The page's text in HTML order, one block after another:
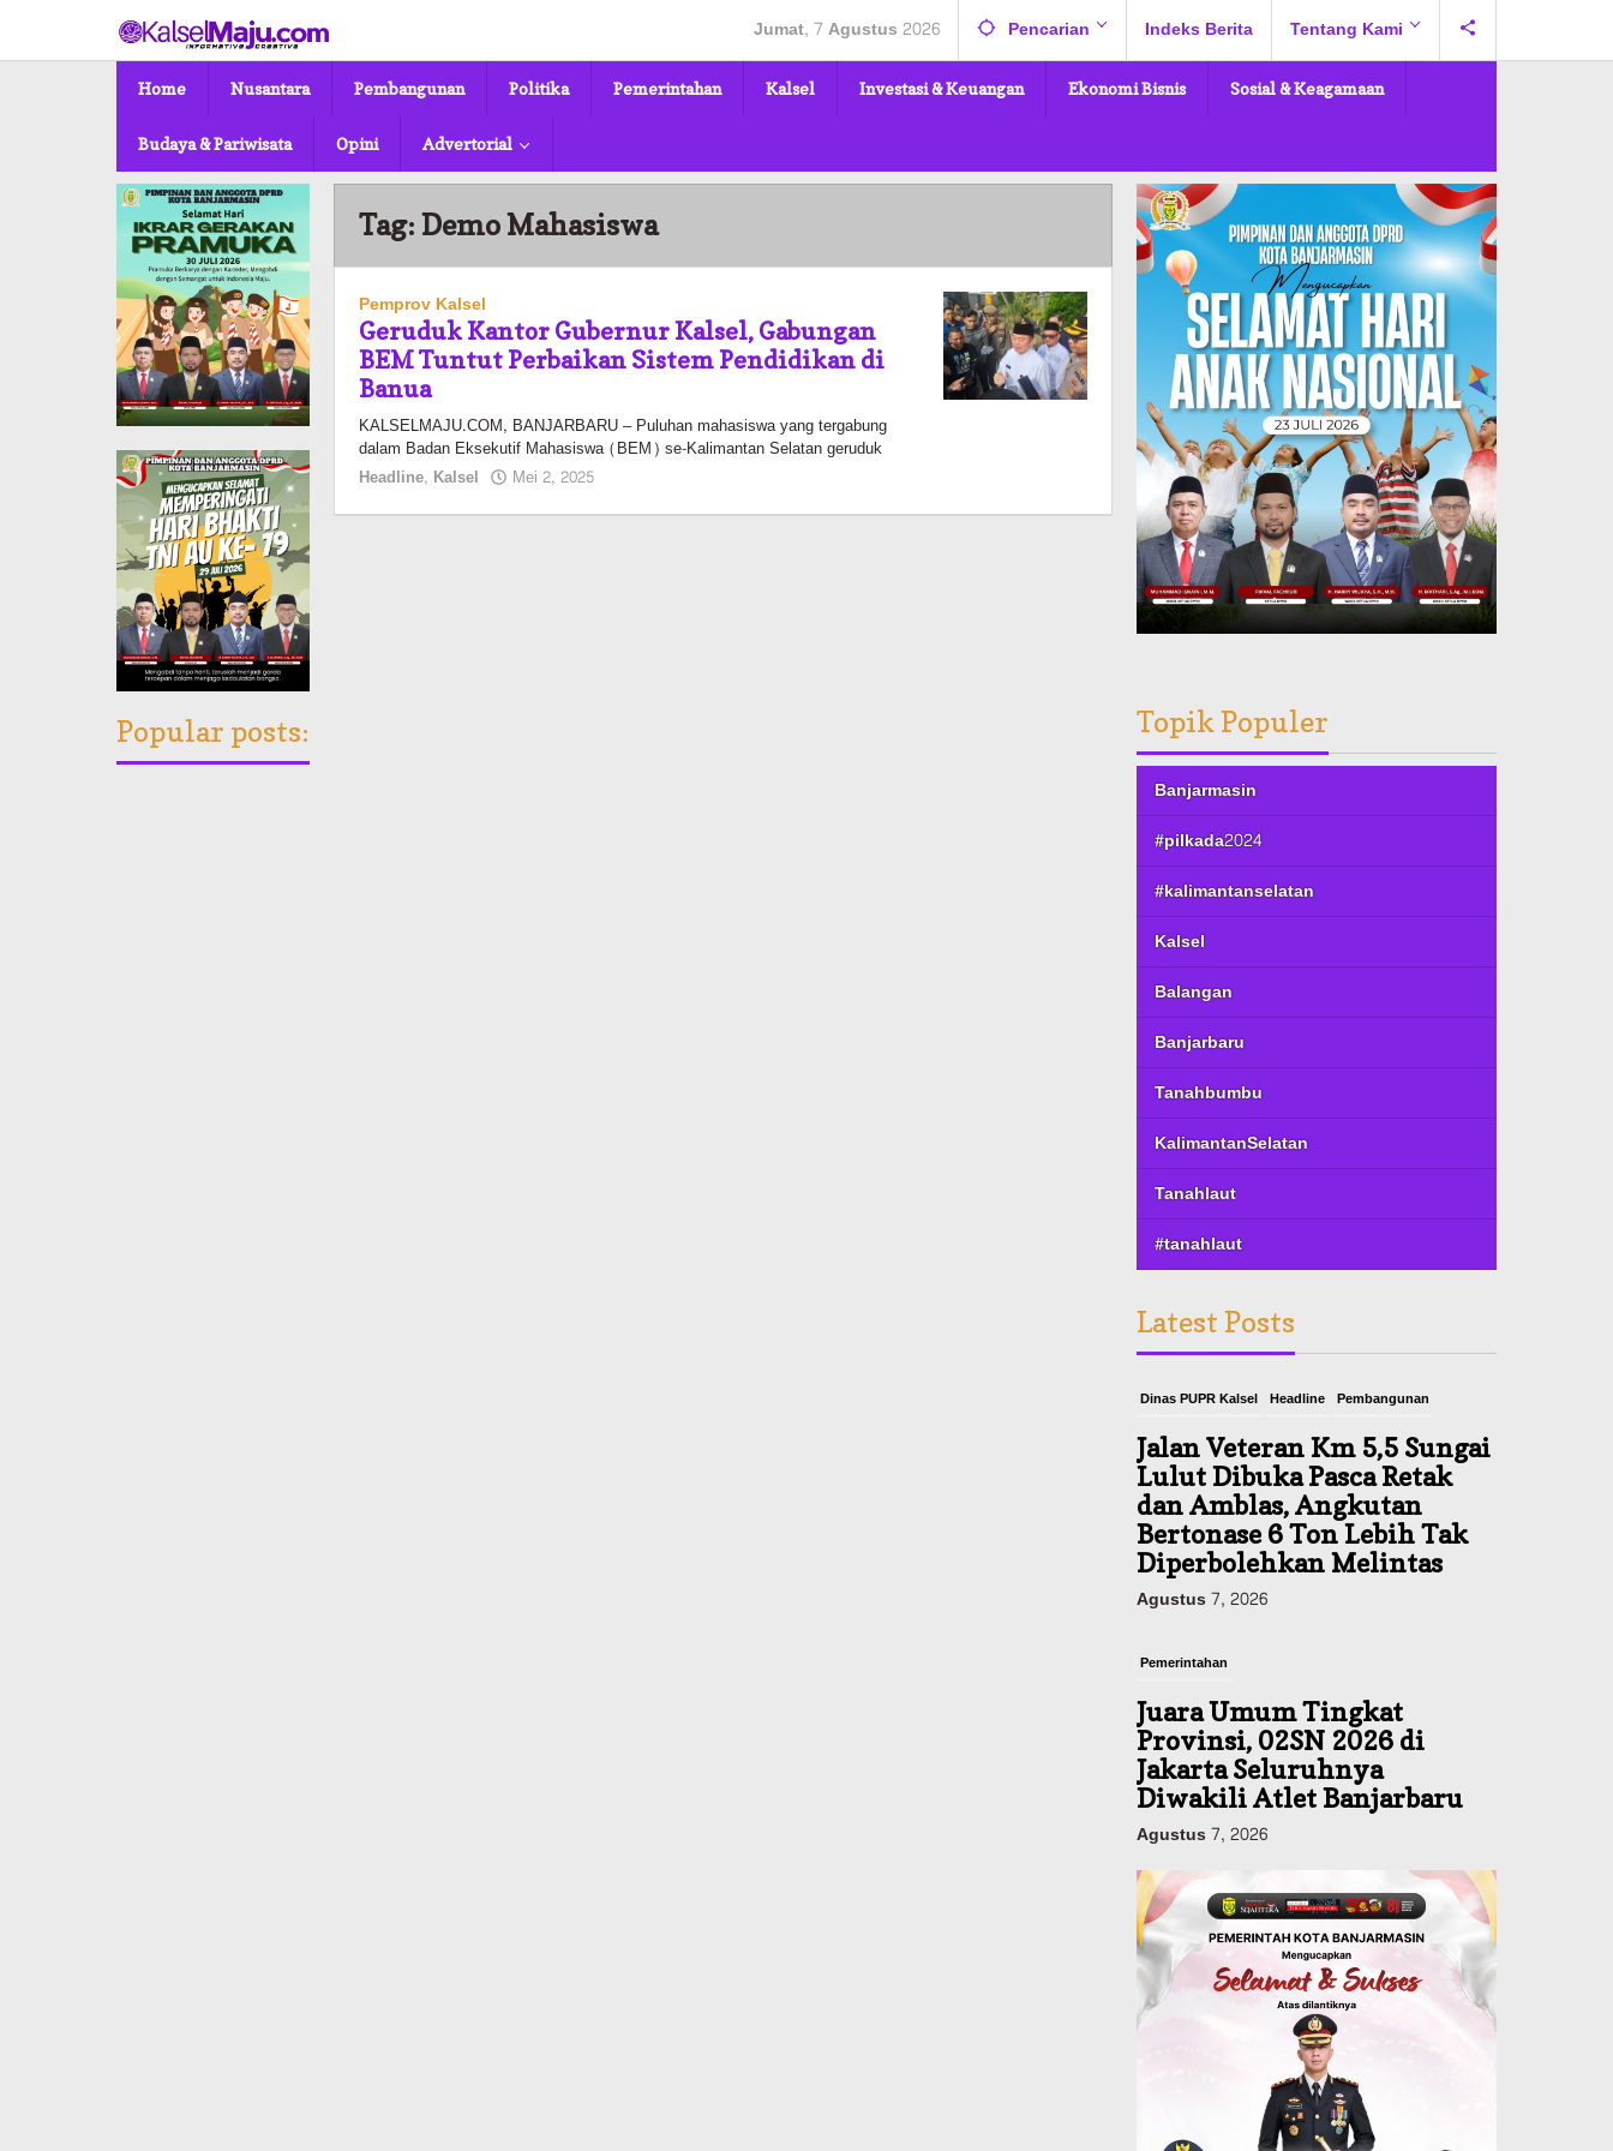
konten
Jumat, 7 Agustus 2026 Pencarian Indeks Berita Tentang Kami
Home Nusantara Pembangunan Politika Pemerintahan Kalsel Investasi & Keuangan Ekonomi Bisnis Sosial & Keagamaan
Budaya & Pariwisata Opini Advertorial
Popular posts:
Tag:Demo Mahasiswa
Pemprov Kalsel
Geruduk Kantor Gubernur Kalsel, Gabungan
BEM Tuntut Perbaikan Sistem Pendidikan di
Banua
KALSELMAJU.COM, BANJARBARU – Puluhan mahasiswa yang tergabung
dalam Badan Eksekutif Mahasiswa (BEM) se-Kalimantan Selatan geruduk
Headline, Kalsel Mei 2, 2025
Topik Populer
Banjarmasin
#pilkada2024
#kalimantanselatan
Kalsel
Balangan
Banjarbaru
Tanahbumbu
KalimantanSelatan
Tanahlaut
#tanahlaut
Latest Posts
Dinas PUPR Kalsel Headline Pembangunan
Jalan Veteran Km 5,5 Sungai
Lulut Dibuka Pasca Retak
dan Amblas, Angkutan
Bertonase 6 Ton Lebih Tak
Diperbolehkan Melintas
Agustus 7, 2026
Pemerintahan
Juara Umum Tingkat
Provinsi, 02SN 2026 di
Jakarta Seluruhnya
Diwakili Atlet Banjarbaru
Agustus 7, 2026
Headline Investasi & Keuangan
KUA-PPAS 2027 Banjarbaru
Defisit 170 Miliar,
Pendapatan 1,2 Triliun
Belanja 1,37 Triliun, Tutup
Kekurangan dari SiLPA
Agustus 7, 2026